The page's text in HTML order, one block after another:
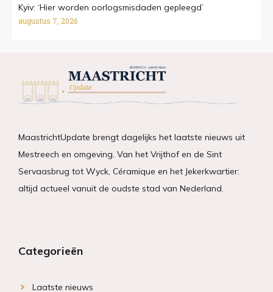
Kyiv: ‘Hier worden oorlogsmisdaden gepleegd’
augustus 7, 2026
MaastrichtUpdate brengt dagelijks het laatste nieuws uit
Mestreech en omgeving. Van het Vrijthof en de Sint
Servaasbrug tot Wyck, Céramique en het Jekerkwartier:
altijd actueel vanuit de oudste stad van Nederland.
Categorieën
Laatste nieuws